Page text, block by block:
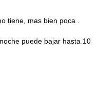
tiene, mas bien poca .
puede bajar hasta 10